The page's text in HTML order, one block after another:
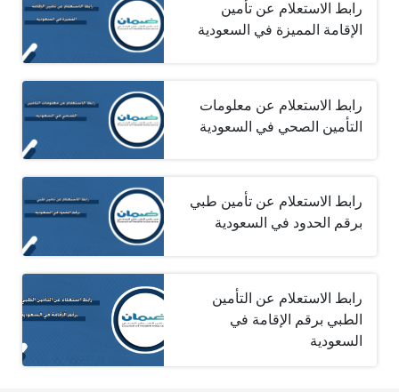
رابط الاستعلام عن تأمين
الإقامة المميزة في السعودية
رابط الاستعلام عن معلومات
التأمين الصحي في السعودية
رابط الاستعلام عن تأمين طبي
برقم الحدود في السعودية
رابط الاستعلام عن التأمين
الطبي برقم الإقامة في
السعودية